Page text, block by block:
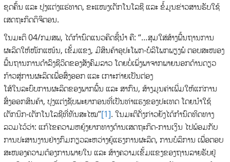
ຂຸດຄົ້ນ ແລະ ປຸງແຕ່ງແຮ່ທາດ, ຂະແໜງເຕັກໂນໂລຊີ ແລະ ຂໍ້ມູນຂ່າວສານຮັບໃຊ້
ເສດຖະກິດດິຈິຕອນ.
ໃນມະຕິ 04/ກມສພ, ໄດ້ກໍານົດແນວຄິດຊີ້ນໍາ ຄື: “…ສຸມໃສ່ສ້າງພື້ນຖານການ
ຜະລິດໃຫ້ໜັກແໜ້ນ, ເຂັ້ມແຂງ, ມີສິນຄ້າອຸປະໂພກ-ບໍລິໂພກພຽງພໍ ຕອບສະໜອງ
ພື້ນຖານການດໍາລົງຊີວິດຂອງສັງຄົມລາວ ໂດຍບໍ່ເພິ່ງພາຈາກພາຍນອກດ້ານດຽວ
ກ້າວສູ່ການຜະລິດເພື່ອສົ່ງອອກ ແລະ ເກາະກ່າຍເປັນຕ່ອງ
ໂສ້ໃນລະບົບການຜະລິດຂອງພາກພື້ນ ແລະ ສາກົນ, ສ້າງມູນຄ່າເພີ່ມໃຫ້ແກ່ການ
ສົ່ງອອກສິນຄ້າ, ປຸງແຕ່ງຊັບພະຍາກອນທີ່ເປັນທ່າແຮງຂອງປະເທດ ໂດຍນໍາໃຊ້
ເຕັກນິກ-ເຕັກໂນໂລຊີທີ່ທັນສະໄໝ”[1]. ໃນມະຕິດັ່ງກ່າວຍັງໄດ້ກໍານົດທິດທາງ
ລວມໄວ້ວ່າ: ແກ້ໄຂຄວາມຫຍຸ້ງຍາກທາງດ້ານເສດຖະກິດ-ການເງິນ ໄປພ້ອມກັບ
ການປະສານງານຢ່າງກົມກຽວລະຫວ່າງຍູ້ແຮງການຜະລິດ, ການບໍລິການ ເພື່ອຕອບ
ສະໜອງຄວາມຕ້ອງການພາຍໃນ ແລະ ສ້າງຄວາມເຂັ້ມແຂງຂອງຖານລາຍຮັບຢູ່